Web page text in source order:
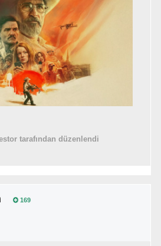
tarafından düzenlendi
169